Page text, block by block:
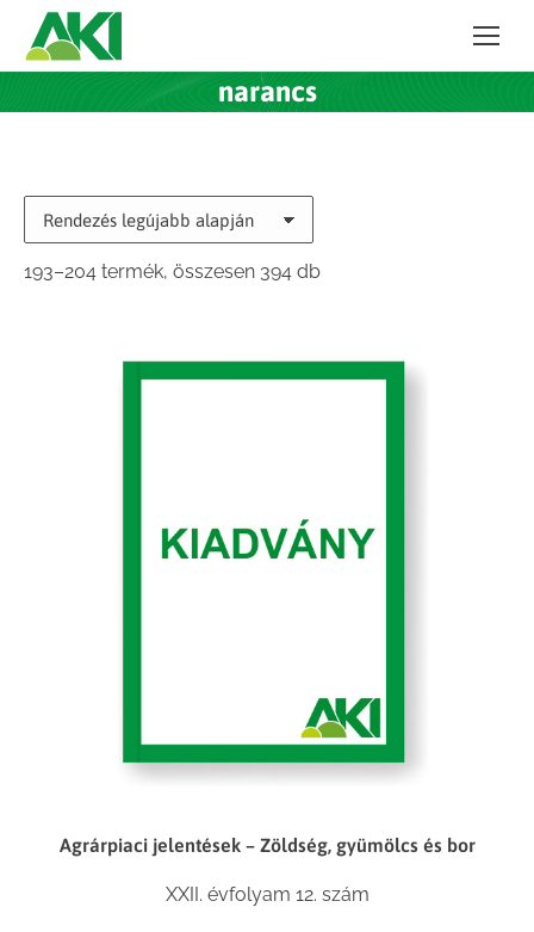
narancs
193–204 termék, összesen 394 dbSorted
Agrárpiaci jelentések – Zöldség, gyümölcs és bor
XXII. évfolyam 12. szám